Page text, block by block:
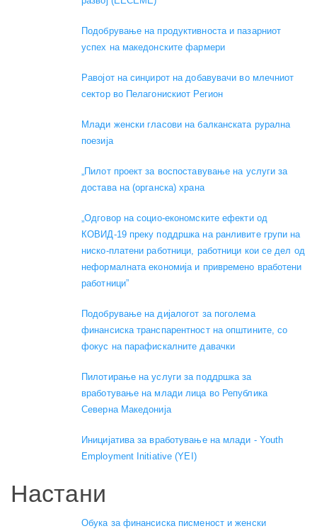
Подобрување на продуктивноста и пазарниот
успех на македонските фармери
Равојот на синџирот на добавувачи во млечниот
сектор во Пелагонискиот Регион
Mлади женски гласови на балканската рурална
поезија
„Пилот проект за воспоставување на услуги за
достава на (органска) храна
„Одговор на социо-економските ефекти од
КОВИД-19 преку поддршка на ранливите групи на
ниско-платени работници, работници кои се дел од
неформалната економија и привремено вработени
работници”
Подобрување на дијалогот за поголема
финансиска транспарентност на општините, со
фокус на парафискалните давачки
Пилотирање на услуги за поддршка за
вработување на млади лица во Република
Северна Македонија
Иницијатива за вработување на млади - Youth
Employment Initiative (YEI)
Настани
Обука за финансиска писменост и женски